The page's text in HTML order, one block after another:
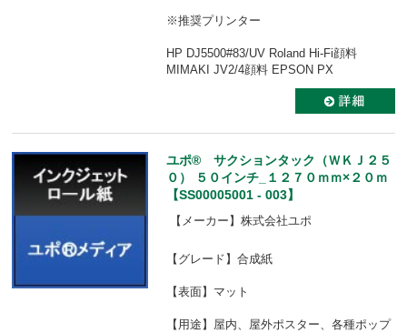
※推奨プリンター
HP DJ5500#83/UV Roland Hi-Fi顔料
MIMAKI JV2/4顔料 EPSON PX
ユポ® サクションタック（ＷＫＪ２５
０） ５０インチ_１２７０ｍｍ×２０ｍ
【SS00005001 - 003】
【メーカー】株式会社ユポ
【グレード】合成紙
【表面】マット
【用途】屋内、屋外ポスター、各種ポップ